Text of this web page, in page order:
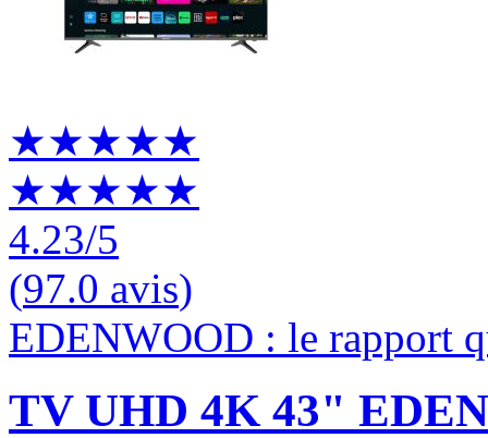
★★★★★
★★★★★
4.23/5
(97.0 avis)
EDENWOOD : le rapport
TV UHD 4K 43"